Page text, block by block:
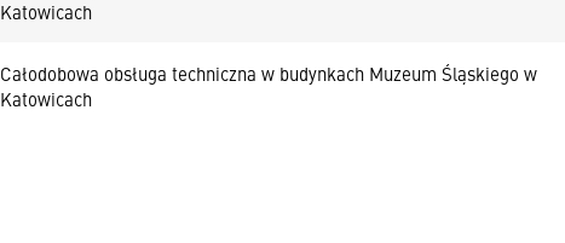
Katowicach
Całodobowa obsługa techniczna w budynkach Muzeum Śląskiego w
Katowicach